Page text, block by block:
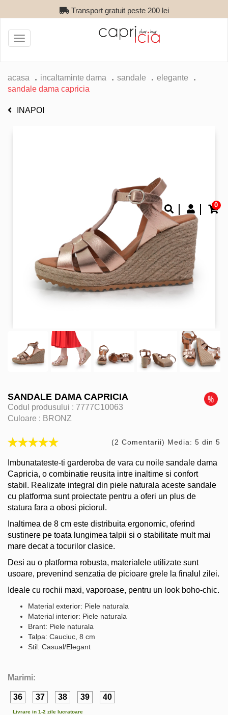
Transport gratuit peste 200 lei
0
Toggle
navigation
acasa incaltaminte dama sandale
elegante
sandale dama capricia
INAPOI
SANDALE DAMA CAPRICIA
Codul produsului : 7777C10063
Culoare : BRONZ
(2 Comentarii) Media: 5 din 5
Imbunatateste-ti garderoba de vara cu noile sandale dama
Capricia, o combinatie reusita intre inaltime si confort
stabil. Realizate integral din piele naturala aceste sandale
cu platforma sunt proiectate pentru a oferi un plus de
statura fara a obosi piciorul.
Inaltimea de 8 cm este distribuita ergonomic, oferind
sustinere pe toata lungimea talpii si o stabilitate mult mai
mare decat a tocurilor clasice.
Desi au o platforma robusta, materialele utilizate sunt
usoare, prevenind senzatia de picioare grele la finalul zilei.
Ideale cu rochii maxi, vaporoase, pentru un look boho-chic.
Material exterior: Piele naturala
Material interior: Piele naturala
Brant: Piele naturala
Talpa: Cauciuc, 8 cm
Stil: Casual/Elegant
Marimi:
36 37 38 39 40
Livrare in 1-2 zile lucratoare